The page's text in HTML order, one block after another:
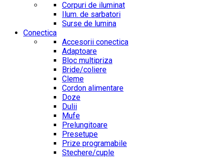
Corpuri de iluminat
Ilum. de sarbatori
Surse de lumina
Conectica
Accesorii conectica
Adaptoare
Bloc multipriza
Bride/coliere
Cleme
Cordon alimentare
Doze
Dulii
Mufe
Prelungitoare
Presetupe
Prize programabile
Stechere/cuple